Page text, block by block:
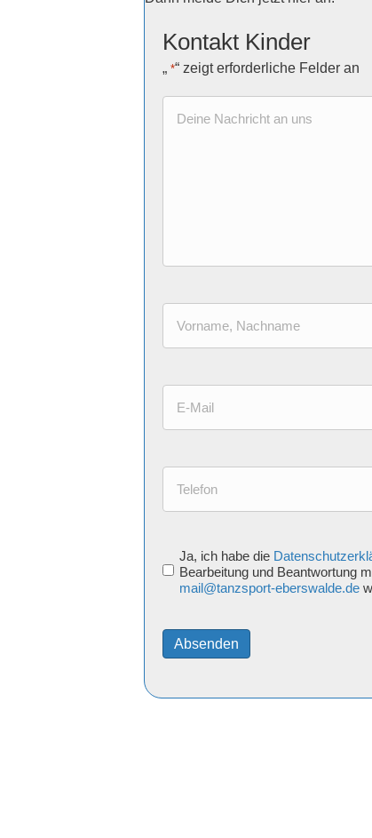
Kontakt Kinder
„ *“ zeigt erforderliche Felder an
DSGVO
Datenschutz
Ja, ich habe die
Bearbeitung und Beantwortung
mail@tanzsport-eberswalde.de